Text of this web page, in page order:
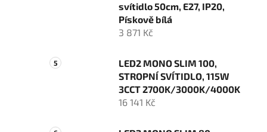
svítidlo 50cm, E27, IP20,
Pískově bílá
3 871 Kč
LED2 MONO SLIM 100,
STROPNÍ SVÍTIDLO, 115W
3CCT 2700K/3000K/4000K
16 141 Kč